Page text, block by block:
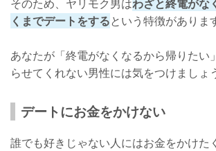
そのため、ヤリモク男はわざと終電がな
くまでデートをするという特徴がありま
あなたが「終電がなくなるから帰りたい
らせてくれない男性には気をつけましょ
デートにお金をかけない
誰でも好きじゃない人にはお金をかけた